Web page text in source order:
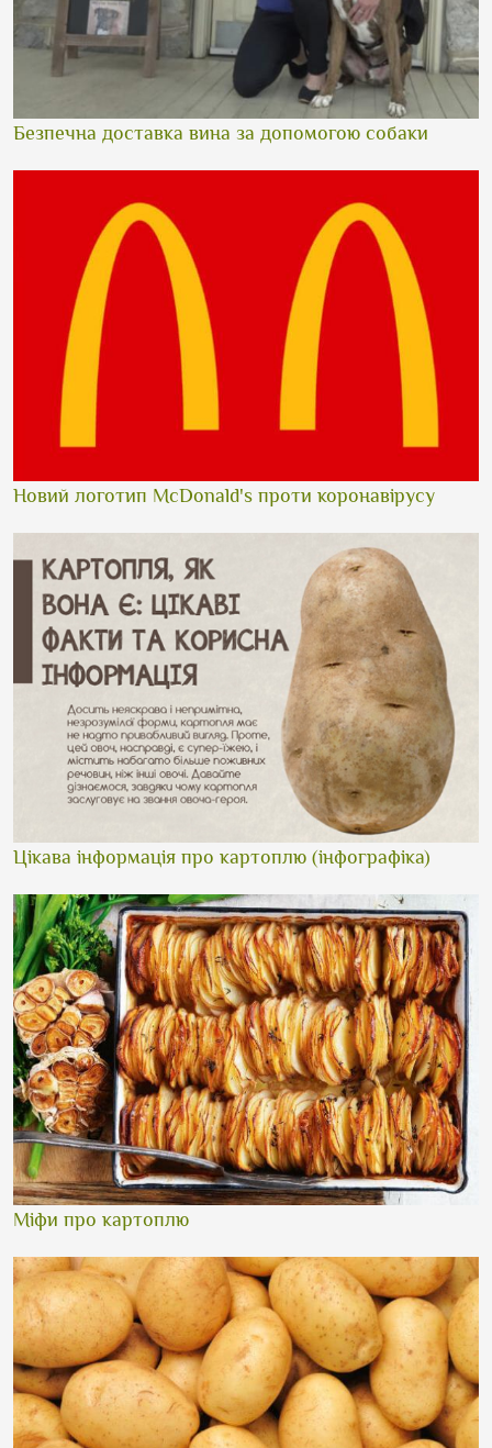
Безпечна доставка вина за допомогою собаки
Новий логотип McDonald's проти коронавірусу
Цікава інформація про картоплю (інфографіка)
Міфи про картоплю